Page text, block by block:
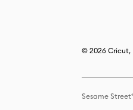
© 2026 Cricut,
Sesame